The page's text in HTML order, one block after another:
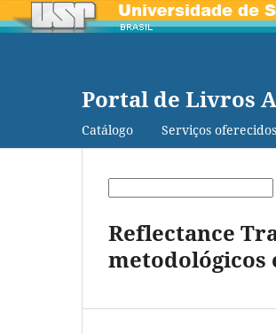
Portal de Livros
Catálogo Serviços oferecidos
Reflectance
metodológicos